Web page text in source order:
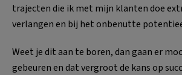
trajecten die ik met mijn klanten doe
verlangen en bij het onbenutte
Weet je dit aan te boren, dan gaan er
gebeuren en dat vergroot de kans op